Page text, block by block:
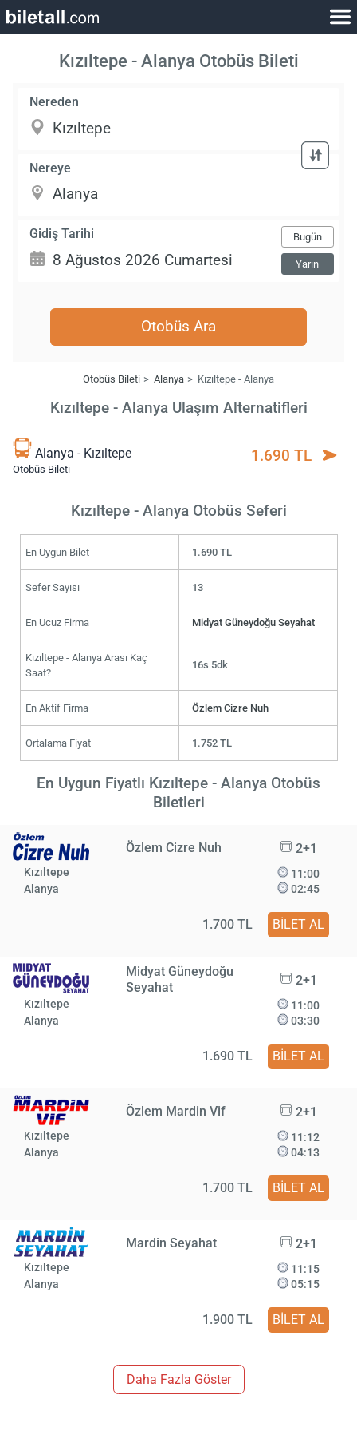
Kızıltepe - Alanya Otobüs Bileti
Nereden
Nereye
Gidiş Tarihi Bugün
Yarın
Otobüs Ara
Otobüs Bileti Alanya Kızıltepe - Alanya
Kızıltepe - Alanya Ulaşım Alternatifleri
Alanya - Kızıltepe
Otobüs Bileti
1.690 TL
Kızıltepe - Alanya Otobüs Seferi
En Uygun Bilet 1.690 TL
Sefer Sayısı 13
En Ucuz Firma Midyat Güneydoğu Seyahat
Kızıltepe - Alanya Arası Kaç
Saat?
16s 5dk
En Aktif Firma Özlem Cizre Nuh
Ortalama Fiyat 1.752 TL
En Uygun Fiyatlı Kızıltepe - Alanya Otobüs
Biletleri
Özlem Cizre Nuh 2+1
Kızıltepe
Alanya
11:00
02:45
1.700 TL BİLET AL
Midyat Güneydoğu
Seyahat
2+1
Kızıltepe
Alanya
11:00
03:30
1.690 TL BİLET AL
Özlem Mardin Vif 2+1
Kızıltepe
Alanya
11:12
04:13
1.700 TL BİLET AL
Mardin Seyahat 2+1
Kızıltepe
Alanya
11:15
05:15
1.900 TL BİLET AL
Daha Fazla Göster